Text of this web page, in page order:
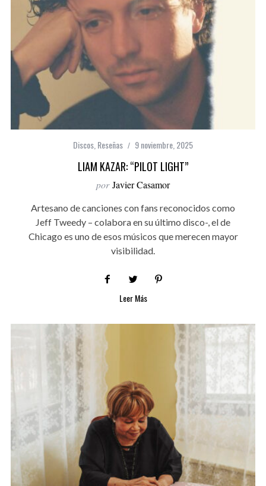
Discos Reseñas 9 noviembre, 2025
LIAM KAZAR: “PILOT LIGHT”
por Javier Casamor
Artesano de canciones con fans reconocidos como
Jeff Tweedy – colabora en su último disco-, el de
Chicago es uno de esos músicos que merecen mayor
visibilidad.
Leer Más